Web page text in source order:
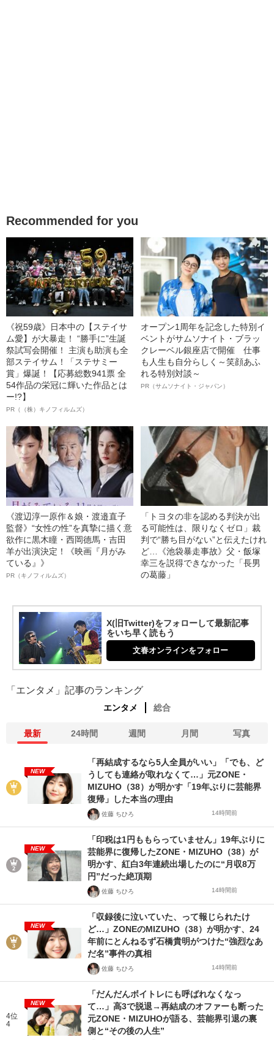
Recommended for you
《祝59歳》日本中の【ステイサ
ム愛】が大暴走！ “勝手に”生誕
祭試写会開催！ 主演も助演も全
部ステイサム！「ステサミー
賞」爆誕！【応募総数941票 全
54作品の栄冠に輝いた作品とは
ー!?】
PR（（株）キノフィルムズ）
オープン1周年を記念した特別イ
ベントがサムソナイト・ブラッ
クレーベル銀座店で開催 仕事
も人生も自分らしく～笑顔あふ
れる特別対談～
PR（サムソナイト・ジャパン）
《渡辺淳一原作＆娘・渡邉直子
監督》“女性の性”を真摯に描く意
欲作に黒木瞳・西岡德馬・吉田
羊が出演決定！《映画『月がみ
ている』》
PR（キノフィルムズ）
「トヨタの非を認める判決が出
る可能性は、限りなくゼロ」裁
判で“勝ち目がない”と伝えたけれ
ど…《池袋暴走事故》父・飯塚
幸三を説得できなかった「長男
の葛藤」
X(旧Twitter)をフォローして最新記事
をいち早く読もう
文春オンラインをフォロー
「エンタメ」記事のランキング
エンタメ 総合
最新 24時間 週間 月間 写真
NEW
「再結成するなら5人全員がいい」「でも、ど
うしても連絡が取れなくて…」元ZONE・
MIZUHO（38）が明かす「19年ぶりに芸能界
復帰」した本当の理由
佐藤 ちひろ 14時間前
NEW
「印税は1円ももらっていません」19年ぶりに
芸能界に復帰したZONE・MIZUHO（38）が
明かす、紅白3年連続出場したのに“月収8万
円”だった絶頂期
佐藤 ちひろ 14時間前
NEW
「収録後に泣いていた、って報じられたけ
ど…」ZONEのMIZUHO（38）が明かす、24
年前にとんねるず石橋貴明がつけた“強烈なあ
だ名”事件の真相
佐藤 ちひろ 14時間前
4位
4
NEW
「だんだんボイトレにも呼ばれなくなっ
て…」高3で脱退→再結成のオファーも断った
元ZONE・MIZUHOが語る、芸能界引退の裏
側と“その後の人生”